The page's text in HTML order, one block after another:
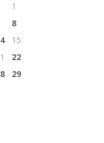
1
8
15
22
29